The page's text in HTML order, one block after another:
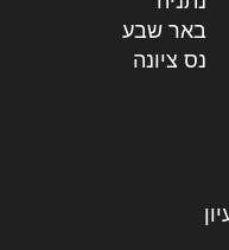
באר שבע
נס ציונה